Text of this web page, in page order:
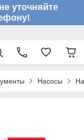
уточняйте
Насосы